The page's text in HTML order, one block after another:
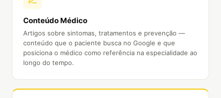
Conteúdo Médico
Artigos sobre sintomas, tratamentos e prevenção —
conteúdo que o paciente busca no Google e que
posiciona o médico como referência na especialidade ao
longo do tempo.